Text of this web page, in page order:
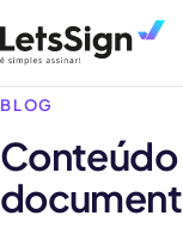
BLOG
Conteúdo